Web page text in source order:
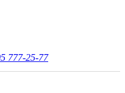
777-25-77